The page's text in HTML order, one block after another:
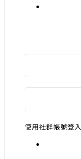
使用社群帳號登入